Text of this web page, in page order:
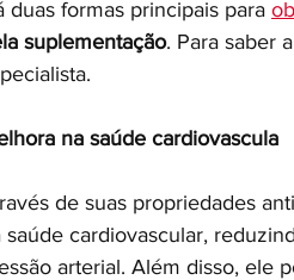
duas formas principais para
suplementação. Para saber
na saúde cardiovascula
de suas propriedades
saúde cardiovascular,
arterial. Além disso, ele